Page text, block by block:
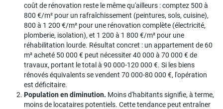
coût de rénovation reste le même qu'ailleurs : comptez 500 à
800 €/m² pour un rafraîchissement (peintures, sols, cuisine),
800 à 1 200 €/m² pour une rénovation complète (électricité,
plomberie, isolation), et 1 200 à 1 800 €/m² pour une
réhabilitation lourde. Résultat concret : un appartement de 60
m² acheté 50 000 € peut nécessiter 40 000 à 70 000 € de
travaux, portant le total à 90 000-120 000 €. Si les biens
rénovés équivalents se vendent 70 000-80 000 €, l'opération
est déficitaire.
Population en diminution. Moins d'habitants signifie, à terme,
moins de locataires potentiels. Cette tendance peut entraîner